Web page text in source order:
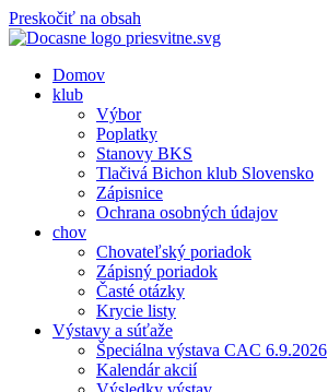
Preskočiť na obsah
Domov
klub
Výbor
Poplatky
Stanovy BKS
Tlačivá Bichon klub Slovensko
Zápisnice
Ochrana osobných údajov
chov
Chovateľský poriadok
Zápisný poriadok
Časté otázky
Krycie listy
Výstavy a súťaže
Špeciálna výstava CAC 6.9.2026
Kalendár akcií